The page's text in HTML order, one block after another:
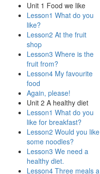
Unit 1 Food we like
Lesson1 What do you
like?
Lesson2 At the fruit
shop
Lesson3 Where is the
fruit from?
Lesson4 My favourite
food
Again, please!
Unit 2 A healthy diet
Lesson1 What do you
like for breakfast?
Lesson2 Would you like
some noodles?
Lesson3 We need a
healthy diet.
Lesson4 Three meals a